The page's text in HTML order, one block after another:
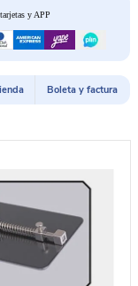
y APP
Boleta y factura